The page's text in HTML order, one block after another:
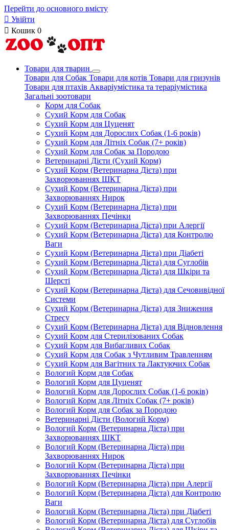
Перейти до основного вмісту
 Увійти
 Кошик 0
Товари для тварин
Товари для Собак Товари для котів Товари для гризунів
Товари для птахів Акваріумістика та тераріумістика
Загальні зоотовари
Корм для Собак
Сухий Корм для Собак
Сухий Корм для Цуценят
Сухий Корм для Дорослих Собак (1-6 років)
Сухий Корм для Літніх Собак (7+ років)
Сухий Корм для Собак за Породою
Ветеринарні Дієти (Сухий Корм)
Сухий Корм (Ветеринарна Дієта) при
Захворюваннях ШКТ
Сухий Корм (Ветеринарна Дієта) при
Захворюваннях Нирок
Сухий Корм (Ветеринарна Дієта) при
Захворюваннях Печінки
Сухий Корм (Ветеринарна Дієта) при Алергії
Сухий Корм (Ветеринарна Дієта) для Контролю
Ваги
Сухий Корм (Ветеринарна Дієта) при Діабеті
Сухий Корм (Ветеринарна Дієта) для Суглобів
Сухий Корм (Ветеринарна Дієта) для Шкіри та
Шерсті
Сухий Корм (Ветеринарна Дієта) для Сечовивідної
Системи
Сухий Корм (Ветеринарна Дієта) для Зниження
Стресу
Сухий Корм (Ветеринарна Дієта) для Відновлення
Сухий Корм для Стерилізованих Собак
Сухий Корм для Вибагливих Собак
Сухий Корм для Собак з Чутливим Травленням
Сухий Корм для Вагітних та Лактуючих Собак
Вологий Корм для Собак
Вологий Корм для Цуценят
Вологий Корм для Дорослих Собак (1-6 років)
Вологий Корм для Літніх Собак (7+ років)
Вологий Корм для Собак за Породою
Ветеринарні Дієти (Вологий Корм)
Вологий Корм (Ветеринарна Дієта) при
Захворюваннях ШКТ
Вологий Корм (Ветеринарна Дієта) при
Захворюваннях Нирок
Вологий Корм (Ветеринарна Дієта) при
Захворюваннях Печінки
Вологий Корм (Ветеринарна Дієта) при Алергії
Вологий Корм (Ветеринарна Дієта) для Контролю
Ваги
Вологий Корм (Ветеринарна Дієта) при Діабеті
Вологий Корм (Ветеринарна Дієта) для Суглобів